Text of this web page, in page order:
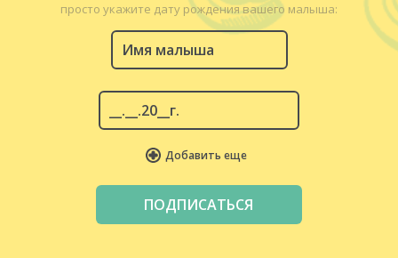
просто укажите дату рождения вашего малыша:
Добавить еще